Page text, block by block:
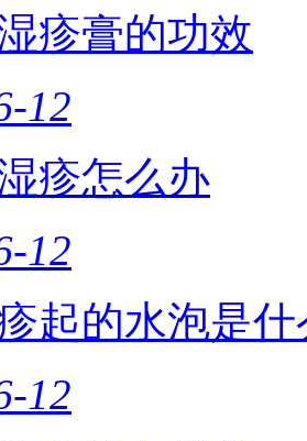
疹膏的功效
12
疹怎么办
12
起的水泡是
12